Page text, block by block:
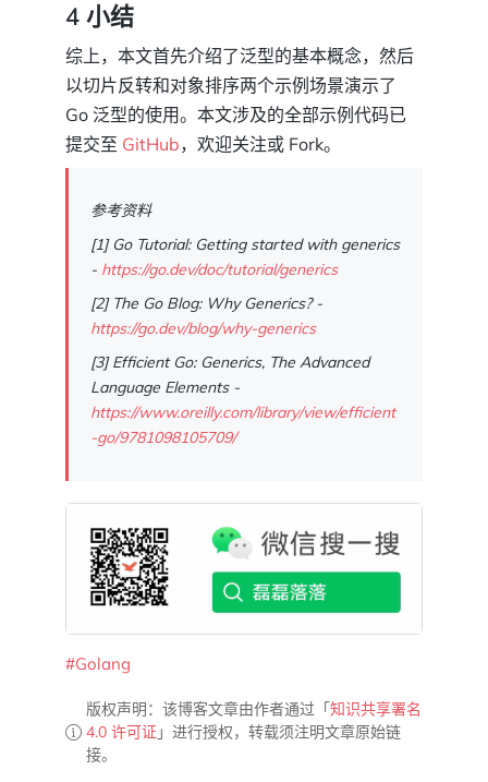
4 小结
综上，本文首先介绍了泛型的基本概念，然后
以切片反转和对象排序两个示例场景演示了
Go 泛型的使用。本文涉及的全部示例代码已
提交至 GitHub，欢迎关注或 Fork。
参考资料
[1] Go Tutorial: Getting started with generics
- https://go.dev/doc/tutorial/generics
[2] The Go Blog: Why Generics? -
https://go.dev/blog/why-generics
[3] Efficient Go: Generics, The Advanced
Language Elements -
https://www.oreilly.com/library/view/efficient
-go/9781098105709/
#Golang
版权声明：该博客文章由作者通过「知识共享署名
4.0 许可证 」进行授权，转载须注明文章原始链
接。